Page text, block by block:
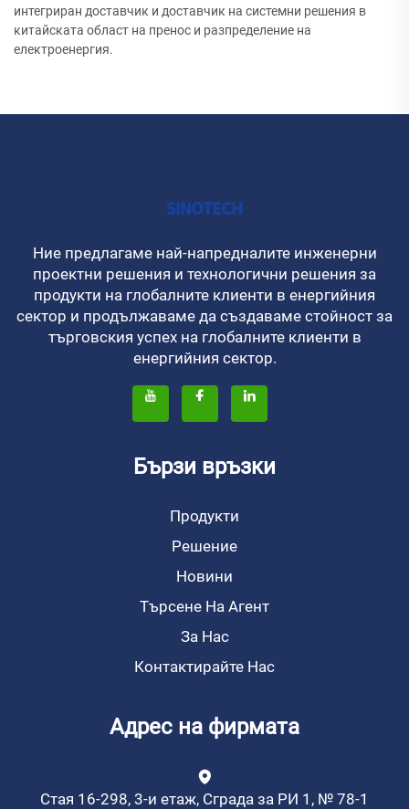
интегриран доставчик и доставчик на системни решения в
китайската област на пренос и разпределение на
електроенергия.
Ние предлагаме най-напредналите инженерни
проектни решения и технологични решения за
продукти на глобалните клиенти в енергийния
сектор и продължаваме да създаваме стойност за
търговския успех на глобалните клиенти в
енергийния сектор.
Бързи връзки
Продукти
Решение
Новини
Търсене На Агент
За Нас
Контактирайте Нас
Адрес на фирмата
Стая 16-298, 3-и етаж, Сграда за РИ 1, № 78-1